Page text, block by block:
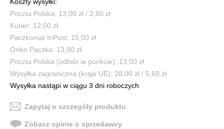
Koszty wysyłki:
Poczta Polska: 13,00 zł / 2,60 zł
Kurier: 12,00 zł
Paczkomat InPost: 15,00 zł
Orlen Paczka: 13,00 zł
Poczta Polska (odbiór w punkcie): 13,00 zł
Wysyłka zagraniczna (kraje UE): 28,00 zł / 5,60 zł
Wysyłka nastąpi w ciągu 3 dni roboczych
Zapytaj o szczegóły produktu
Zobacz opinie o sprzedawcy